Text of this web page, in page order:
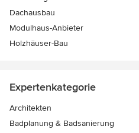
Dachausbau
Modulhaus-Anbieter
Holzhäuser-Bau
Expertenkategorie
Architekten
Badplanung & Badsanierung